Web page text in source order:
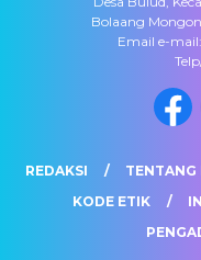
Bolaang
Email e-
REDAKSI TENTANG
KODE ETIK